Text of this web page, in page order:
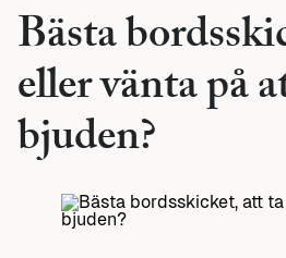
Bästa
eller vänta på
bjuden?